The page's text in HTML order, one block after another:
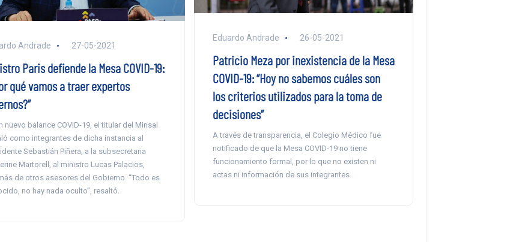
Andrade 27-05-2021
Paris defiende la Mesa COVID-19:
qué vamos a traer expertos
nuevo balance COVID-19, el titular del Minsal
como integrantes de dicha instancia al
Sebastián Piñera, a la subsecretaria
Martorell, al ministro Lucas Palacios,
de otros asesores del Gobierno. “Todo es
no hay nada oculto”, resaltó.
Eduardo Andrade 26-05-2021
Patricio Meza por inexistencia de la Mesa
COVID-19: “Hoy no sabemos cuáles son
los criterios utilizados para la toma de
decisiones”
A través de transparencia, el Colegio Médico fue
notificado de que la Mesa COVID-19 no tiene
funcionamiento formal, por lo que no existen ni
actas ni información de sus integrantes.